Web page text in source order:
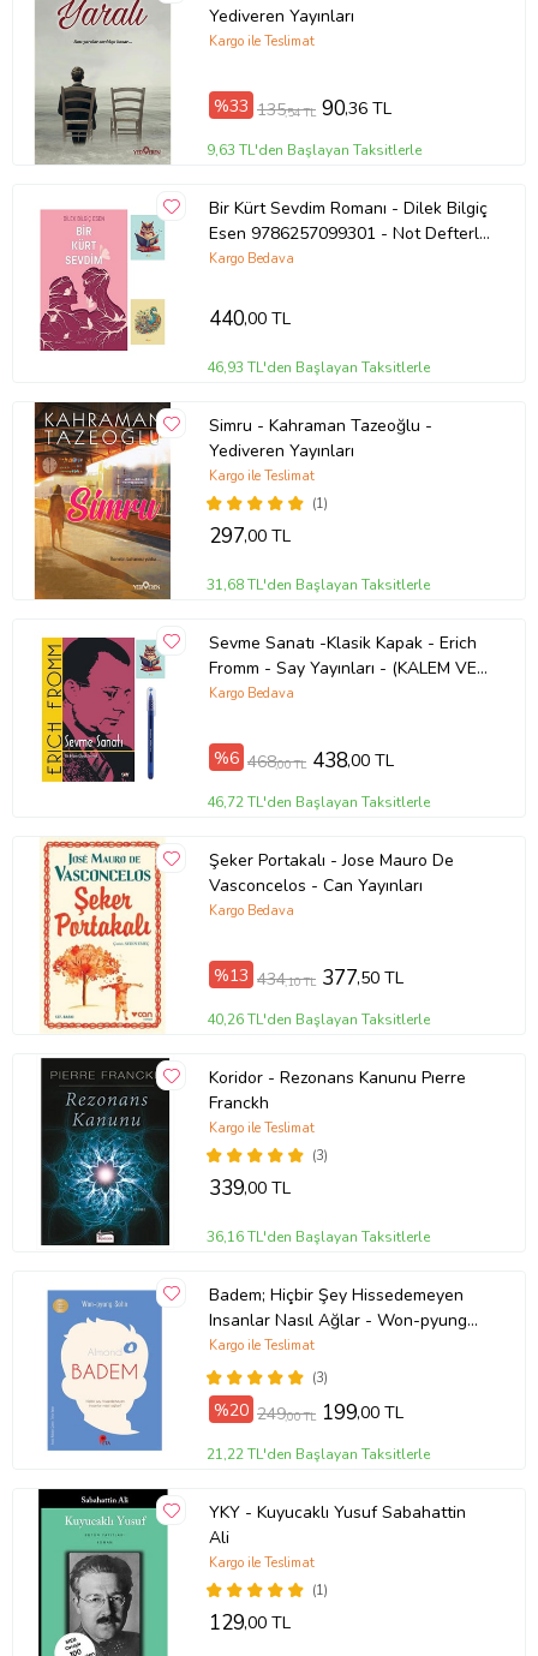
Ürün Adı: İstanbul’da Birlikte Yaşamak
Ürün Kodu: 9786052305348
Basım Yılı: 2018
Kapak Türü: Karton Kapak
Kağıt Cinsi: 2. Hamur
Çevirmen:
Ürün Kodu:kcm19157434
Yediveren Yayınları
Kargo ile Teslimat
%33 135,54 TL 90,36 TL
9,63 TL'den Başlayan Taksitlerle
Bir Kürt Sevdim Romanı - Dilek Bilgiç
Esen 9786257099301 - Not Defterli
Seti (Renksiz)
Kargo Bedava
440,00 TL
46,93 TL'den Başlayan Taksitlerle
Simru - Kahraman Tazeoğlu -
Yediveren Yayınları
(1)
Kargo ile Teslimat
297,00 TL
31,68 TL'den Başlayan Taksitlerle
Sevme Sanatı -Klasik Kapak - Erich
Fromm - Say Yayınları - (KALEM VE
NOT DEFTERLİ) (Renksiz)
Kargo Bedava
%6 468,00 TL 438,00 TL
46,72 TL'den Başlayan Taksitlerle
Şeker Portakalı - Jose Mauro De
Vasconcelos - Can Yayınları
Kargo Bedava
%13 434,10 TL 377,50 TL
40,26 TL'den Başlayan Taksitlerle
Koridor - Rezonans Kanunu Pıerre
Franckh
(3)
Kargo ile Teslimat
339,00 TL
36,16 TL'den Başlayan Taksitlerle
Badem; Hiçbir Şey Hissedemeyen
Insanlar Nasıl Ağlar - Won-pyung
Sohn - Peta Kitap
(3)
Kargo ile Teslimat
%20 249,00 TL 199,00 TL
21,22 TL'den Başlayan Taksitlerle
YKY - Kuyucaklı Yusuf Sabahattin
Ali
(1)
Kargo ile Teslimat
129,00 TL